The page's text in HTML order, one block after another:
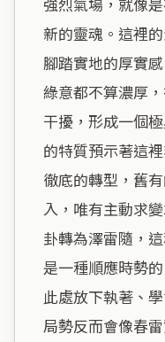
新的靈魂。這裡
腳踏實地的厚實
綠意都不算濃厚
干擾，形成一個
的特質預示著這
徹底的轉型，舊
入，唯有主動求
卦轉為澤雷隨，
是一種順應時勢
此處放下執著、
局勢反而會像春